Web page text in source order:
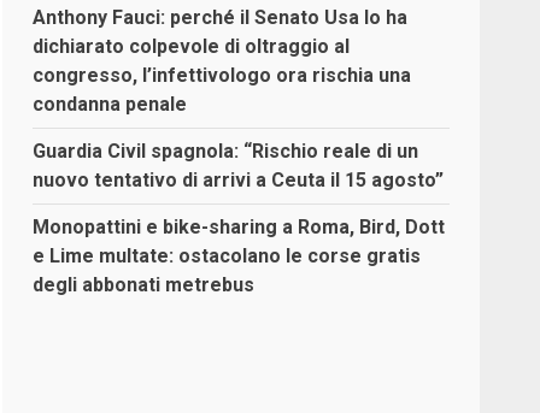
Anthony Fauci: perché il Senato Usa lo ha
dichiarato colpevole di oltraggio al
congresso, l’infettivologo ora rischia una
condanna penale
Guardia Civil spagnola: “Rischio reale di un
nuovo tentativo di arrivi a Ceuta il 15 agosto”
Monopattini e bike-sharing a Roma, Bird, Dott
e Lime multate: ostacolano le corse gratis
degli abbonati metrebus